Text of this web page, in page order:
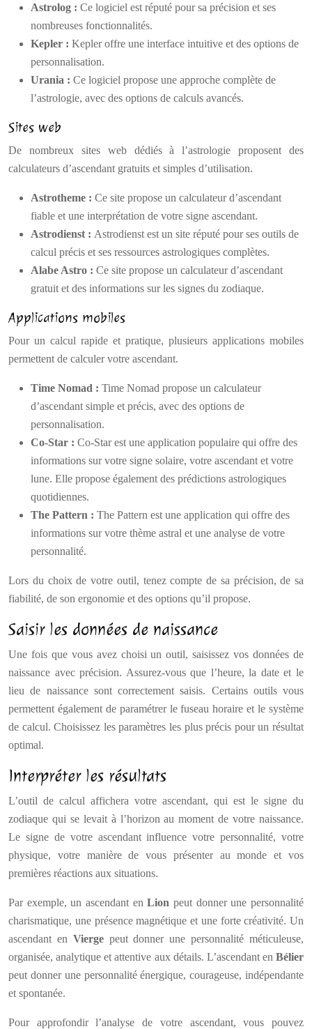
Astrolog : Ce logiciel est réputé pour sa précision et ses
nombreuses fonctionnalités.
Kepler : Kepler offre une interface intuitive et des options de
personnalisation.
Urania : Ce logiciel propose une approche complète de
l’astrologie, avec des options de calculs avancés.
Sites web
De nombreux sites web dédiés à l’astrologie proposent des
calculateurs d’ascendant gratuits et simples d’utilisation.
Astrotheme : Ce site propose un calculateur d’ascendant
fiable et une interprétation de votre signe ascendant.
Astrodienst : Astrodienst est un site réputé pour ses outils de
calcul précis et ses ressources astrologiques complètes.
Alabe Astro : Ce site propose un calculateur d’ascendant
gratuit et des informations sur les signes du zodiaque.
Applications mobiles
Pour un calcul rapide et pratique, plusieurs applications mobiles
permettent de calculer votre ascendant.
Time Nomad : Time Nomad propose un calculateur
d’ascendant simple et précis, avec des options de
personnalisation.
Co-Star : Co-Star est une application populaire qui offre des
informations sur votre signe solaire, votre ascendant et votre
lune. Elle propose également des prédictions astrologiques
quotidiennes.
The Pattern : The Pattern est une application qui offre des
informations sur votre thème astral et une analyse de votre
personnalité.
Lors du choix de votre outil, tenez compte de sa précision, de sa
fiabilité, de son ergonomie et des options qu’il propose.
Saisir les données de naissance
Une fois que vous avez choisi un outil, saisissez vos données de
naissance avec précision. Assurez-vous que l’heure, la date et le
lieu de naissance sont correctement saisis. Certains outils vous
permettent également de paramétrer le fuseau horaire et le système
de calcul. Choisissez les paramètres les plus précis pour un résultat
optimal.
Interpréter les résultats
L’outil de calcul affichera votre ascendant, qui est le signe du
zodiaque qui se levait à l’horizon au moment de votre naissance.
Le signe de votre ascendant influence votre personnalité, votre
physique, votre manière de vous présenter au monde et vos
premières réactions aux situations.
Par exemple, un ascendant enLionpeut donner une personnalité
charismatique, une présence magnétique et une forte créativité. Un
ascendant en Vierge peut donner une personnalité méticuleuse,
organisée, analytique et attentive aux détails. L’ascendant en Bélier
peut donner une personnalité énergique, courageuse, indépendante
et spontanée.
Pour approfondir l’analyse de votre ascendant, vous pouvez